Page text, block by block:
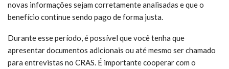
novas informações sejam corretamente analisadas e que o
benefício continue sendo pago de forma justa.
Durante esse período, é possível que você tenha que
apresentar documentos adicionais ou até mesmo ser chamado
para entrevistas no CRAS. É importante cooperar com o